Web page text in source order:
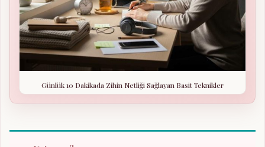
Günlük 10 Dakikada Zihin Netliği Sağlayan Basit Teknikler